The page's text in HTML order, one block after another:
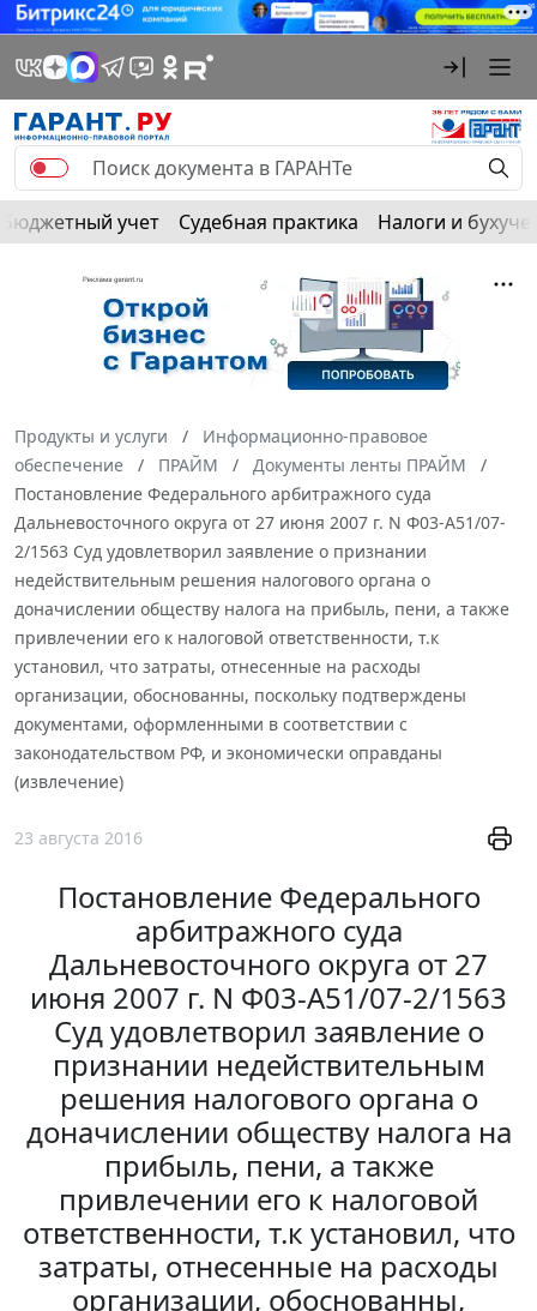
Бюджетный учет Судебная практика Налоги и
Продукты и услуги
Информационно-правовое
обеспечение
ПРАЙМ
Документы ленты ПРАЙМ
Постановление Федерального арбитражного суда
Дальневосточного округа от 27 июня 2007 г. N Ф03-А51/07-
2/1563 Суд удовлетворил заявление о признании
недействительным решения налогового органа о
доначислении обществу налога на прибыль, пени, а также
привлечении его к налоговой ответственности, т.к
установил, что затраты, отнесенные на расходы
организации, обоснованны, поскольку подтверждены
документами, оформленными в соответствии с
законодательством РФ, и экономически оправданы
(извлечение)
23 августа 2016
Постановление Федерального
арбитражного суда
Дальневосточного округа от 27
июня 2007 г. N Ф03-А51/07-2/1563
Суд удовлетворил заявление о
признании недействительным
решения налогового органа о
доначислении обществу налога на
прибыль, пени, а также
привлечении его к налоговой
ответственности, т.к установил, что
затраты, отнесенные на расходы
организации, обоснованны,